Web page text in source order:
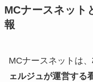
MCナースネット
報
MCナースネットは、
ェルジュが運営する